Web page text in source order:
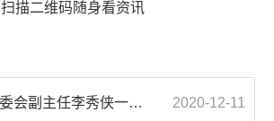
扫描二维码随身看资讯
濉溪县人大常委会副主任李秀侠一行调研城乡客运一体化和治超工作 2020-12-11